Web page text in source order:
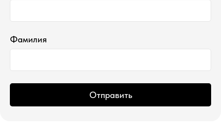
Фамилия
Отправить
ИП Сыромолотова Елизавета Денисовна